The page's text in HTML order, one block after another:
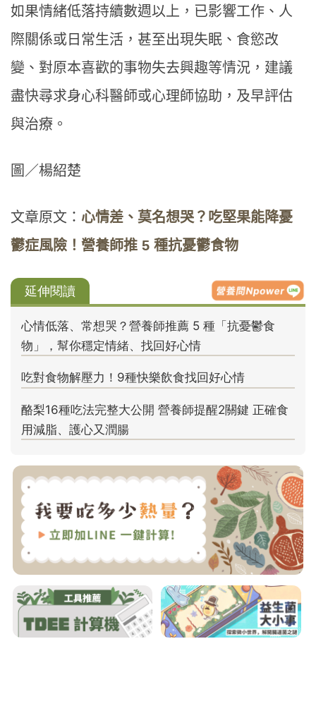
如果情緒低落持續數週以上，已影響工作、人
際關係或日常生活，甚至出現失眠、食慾改
變、對原本喜歡的事物失去興趣等情況，建議
盡快尋求身心科醫師或心理師協助，及早評估
與治療。
圖／楊紹楚
文章原文： 心情差、莫名想哭？吃堅果能降憂
鬱症風險！營養師推 5 種抗憂鬱食物